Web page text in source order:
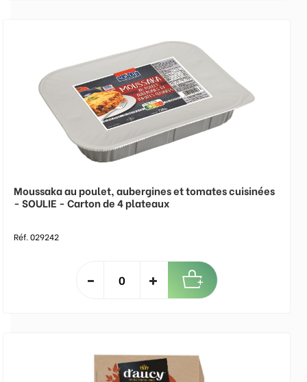
Moussaka au poulet, aubergines et tomates cuisinées
- SOULIE - Carton de 4 plateaux
Réf. 029242